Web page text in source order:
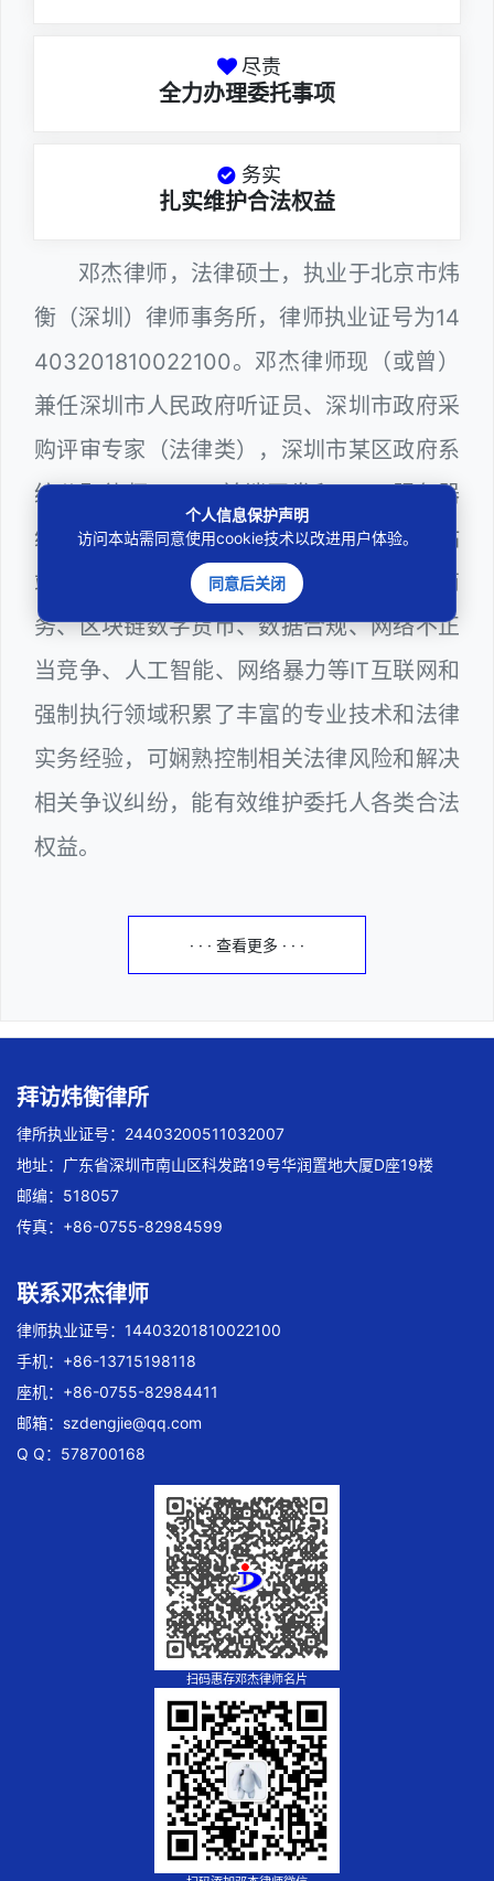
尽责
全力办理委托事项
务实
扎实维护合法权益
邓杰律师，法律硕士，执业于北京市炜
衡（深圳）律师事务所，律师执业证号为14
403201810022100。邓杰律师现（或曾）
兼任深圳市人民政府听证员、深圳市政府采
购评审专家（法律类），深圳市某区政府系
统公职律师、WEB前端开发和 WEB服务器
维护工程师、计算机信息网络安全员和网站
站长多年，在软件程序、网络游戏、电子商
务、区块链数字货币、数据合规、网络不正
当竞争、人工智能、网络暴力等IT互联网和
强制执行领域积累了丰富的专业技术和法律
实务经验，可娴熟控制相关法律风险和解决
相关争议纠纷，能有效维护委托人各类合法
权益。
· · · 查看更多 · · ·
拜访炜衡律所
律所执业证号：24403200511032007
地址：广东省深圳市南山区科发路19号华润置地大厦D座19楼
邮编：518057
传真：+86-0755-82984599
联系邓杰律师
律师执业证号：14403201810022100
手机：+86-13715198118
座机：+86-0755-82984411
邮箱： szdengjie@qq.com
Q Q：578700168
扫码惠存邓杰律师名片
个人信息保护声明
访问本站需同意使用cookie技术以改进用户体验。
同意后关闭